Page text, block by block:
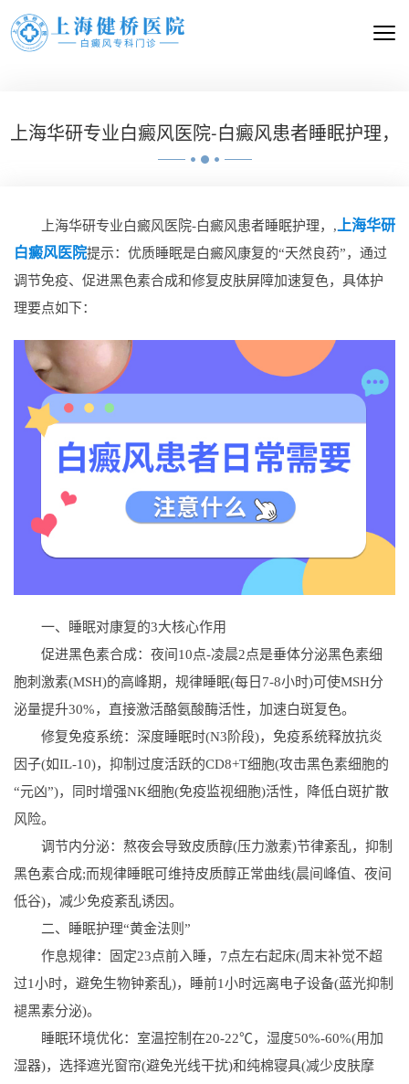
上海华研专业白癜风医院-白癜风患者睡眠护理，
上海华研专业白癜风医院-白癜风患者睡眠护理，, 上海华研
白癜风医院提示：优质睡眠是白癜风康复的“天然良药”，通过
调节免疫、促进黑色素合成和修复皮肤屏障加速复色，具体护
理要点如下：
一、睡眠对康复的3大核心作用
促进黑色素合成：夜间10点-凌晨2点是垂体分泌黑色素细
胞刺激素(MSH)的高峰期，规律睡眠(每日7-8小时)可使MSH分
泌量提升30%，直接激活酪氨酸酶活性，加速白斑复色。
修复免疫系统：深度睡眠时(N3阶段)，免疫系统释放抗炎
因子(如IL-10)，抑制过度活跃的CD8+T细胞(攻击黑色素细胞的
“元凶”)，同时增强NK细胞(免疫监视细胞)活性，降低白斑扩散
风险。
调节内分泌：熬夜会导致皮质醇(压力激素)节律紊乱，抑制
黑色素合成;而规律睡眠可维持皮质醇正常曲线(晨间峰值、夜间
低谷)，减少免疫紊乱诱因。
二、睡眠护理“黄金法则”
作息规律：固定23点前入睡，7点左右起床(周末补觉不超
过1小时，避免生物钟紊乱)，睡前1小时远离电子设备(蓝光抑制
褪黑素分泌)。
睡眠环境优化：室温控制在20-22℃，湿度50%-60%(用加
湿器)，选择遮光窗帘(避免光线干扰)和纯棉寝具(减少皮肤摩